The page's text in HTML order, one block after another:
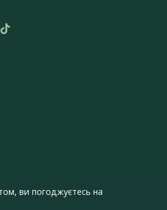
ви погоджуєтесь на